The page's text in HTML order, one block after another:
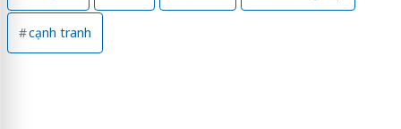
cạnh tranh